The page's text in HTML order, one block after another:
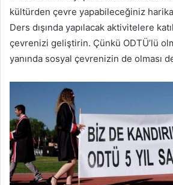
kültürden çevre yapabileceğiniz
Ders dışında yapılacak aktivitelere
çevrenizi geliştirin. Çünkü ODTÜ’lü
yanında sosyal çevrenizin de olması